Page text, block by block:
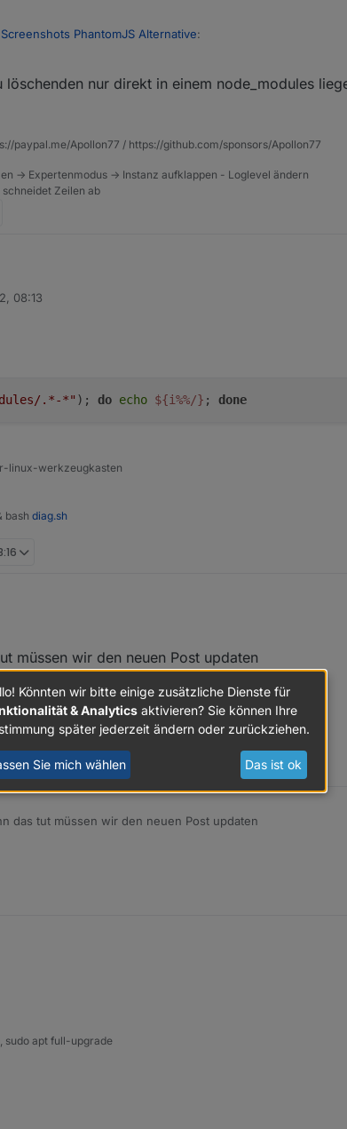
PhantomJS Alternative:
lassen
löschenden nur direkt in einem node_modules
paypal.me/Apollon77 / https://github.com/sponsors/Apollon77
-> Expertenmodus -> Instanz aufklappen - Loglevel ändern
Zeilen ab
einen gefunden
das zu diskutieren ? gehört hier eigentlich nicht her
08:13
.*-*" ); do echo ${i%%/} ; done
linux-werkzeugkasten
bash diag.sh
müssen wir den neuen Post updaten
paypal.me/Apollon77 / https://github.com/sponsors/Apollon77
-> Expertenmodus -> Instanz aufklappen - Loglevel ändern
Zeilen ab
das tut müssen wir den neuen Post updaten
sudo apt full-upgrade
Könnten wir bitte einige zusätzliche Dienste für
& Analytics aktivieren? Sie können Ihre
später jederzeit ändern oder zurückziehen.
Sie mich wählen Das ist ok